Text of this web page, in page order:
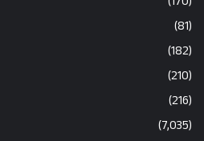
(81)
(182)
(210)
(216)
(7,035)